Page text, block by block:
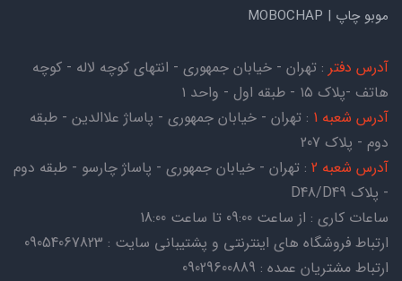
موبو چاپ | MOBOCHAP
آدرس دفتر : تهران - خیابان جمهوری - انتهای کوچه لاله - کوچه
هاتف -پلاک ۱۵ - طبقه اول - واحد ۱
آدرس شعبه 1
: تهران - خیابان جمهوری - پاساژ علاالدین - طبقه
دوم - پلاک 207
آدرس شعبه 2
: تهران - خیابان جمهوری - پاساژ چارسو - طبقه دوم
- پلاک D48/D49
ساعات کاری : از ساعت 09:00 تا ساعت 18:00
ارتباط فروشگاه های اینترنتی و پشتیبانی سایت : 09054067823
ارتباط مشتریان عمده : 09029600889